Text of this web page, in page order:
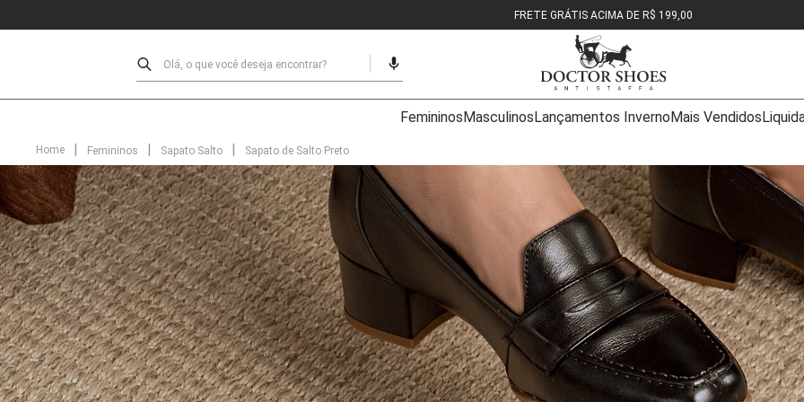
FRETE GRÁTIS ACIMA DE R$ 199,00
Olá, o que você deseja encontrar?
FemininosMasculinosLançamentos InvernoMais Vendidos
Femininos Sapato Salto Sapato de Salto Preto